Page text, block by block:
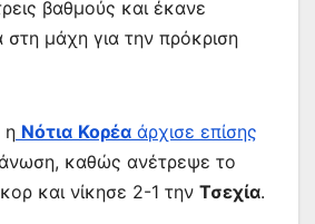
βαθμούς και έκανε
στη μάχη για την πρόκριση
η Νότια Κορέα άρχισε επίσης
καθώς ανέτρεψε το
και νίκησε 2-1 την Τσεχία.